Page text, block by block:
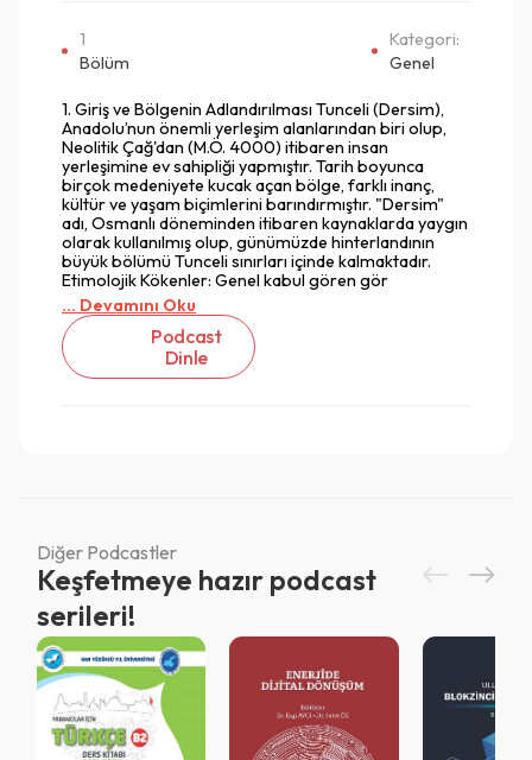
1
Bölüm
Kategori:
Genel
1. Giriş ve Bölgenin Adlandırılması Tunceli (Dersim),
Anadolu’nun önemli yerleşim alanlarından biri olup,
Neolitik Çağ'dan (M.Ö. 4000) itibaren insan
yerleşimine ev sahipliği yapmıştır. Tarih boyunca
birçok medeniyete kucak açan bölge, farklı inanç,
kültür ve yaşam biçimlerini barındırmıştır. "Dersim"
adı, Osmanlı döneminden itibaren kaynaklarda yaygın
olarak kullanılmış olup, günümüzde hinterlandının
büyük bölümü Tunceli sınırları içinde kalmaktadır.
Etimolojik Kökenler: Genel kabul gören gör
... Devamını Oku
Podcast
Dinle
Diğer Podcastler
Keşfetmeye hazır podcast
serileri!
Vazgeç
Vazgeç
QR Code taraması başarılı.